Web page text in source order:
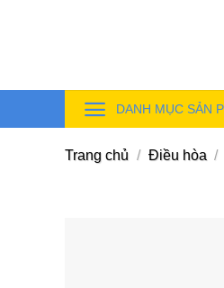
DANH MỤC SẢN
Trang chủ / Điều hòa /